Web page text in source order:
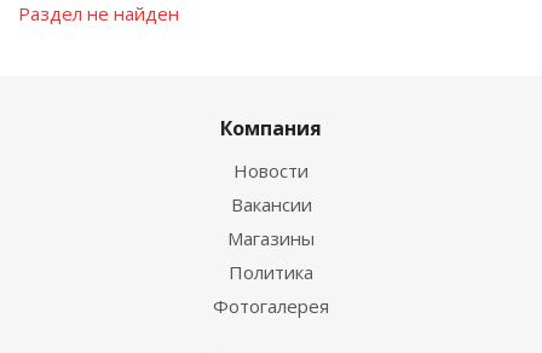
Раздел не найден
Компания
Новости
Вакансии
Магазины
Политика
Фотогалерея